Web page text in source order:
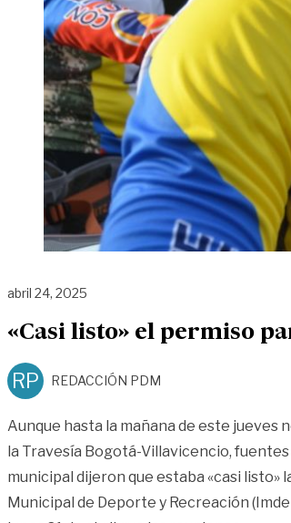
abril 24, 2025
«Casi listo» el permiso
RP REDACCIÓN PDM
Aunque hasta la mañana de este jueves
la Travesía Bogotá-Villavicencio,
municipal dijeron que estaba «casi
Municipal de Deporte y Recreación